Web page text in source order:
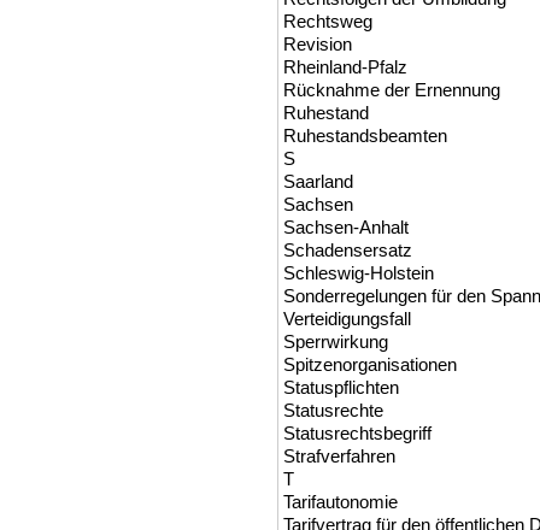
Rechtsweg
Revision
Rheinland-Pfalz
Rücknahme der Ernennung
Ruhestand
Ruhestandsbeamten
S
Saarland
Sachsen
Sachsen-Anhalt
Schadensersatz
Schleswig-Holstein
Sonderregelungen für den
Verteidigungsfall
Sperrwirkung
Spitzenorganisationen
Statuspflichten
Statusrechte
Statusrechtsbegriff
Strafverfahren
T
Tarifautonomie
Tarifvertrag für den öffentlichen